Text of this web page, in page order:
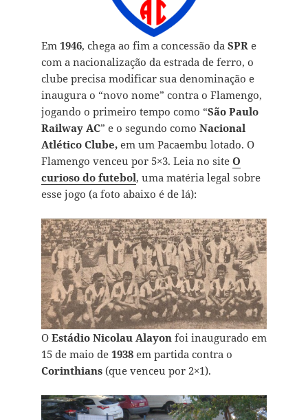
Em 1946, chega ao fim a concessão da SPR e
com a nacionalização da estrada de ferro, o
clube precisa modificar sua denominação e
inaugura o “novo nome” contra o Flamengo,
jogando o primeiro tempo como “São Paulo
Railway AC” e o segundo como Nacional
Atlético Clube, em um Pacaembu lotado. O
Flamengo venceu por 5×3. Leia no site O
curioso do futebol, uma matéria legal sobre
esse jogo (a foto abaixo é de lá):
O Estádio Nicolau Alayon foi inaugurado em
15 de maio de 1938em partida contra o
Corinthians(que venceu por 2×1).